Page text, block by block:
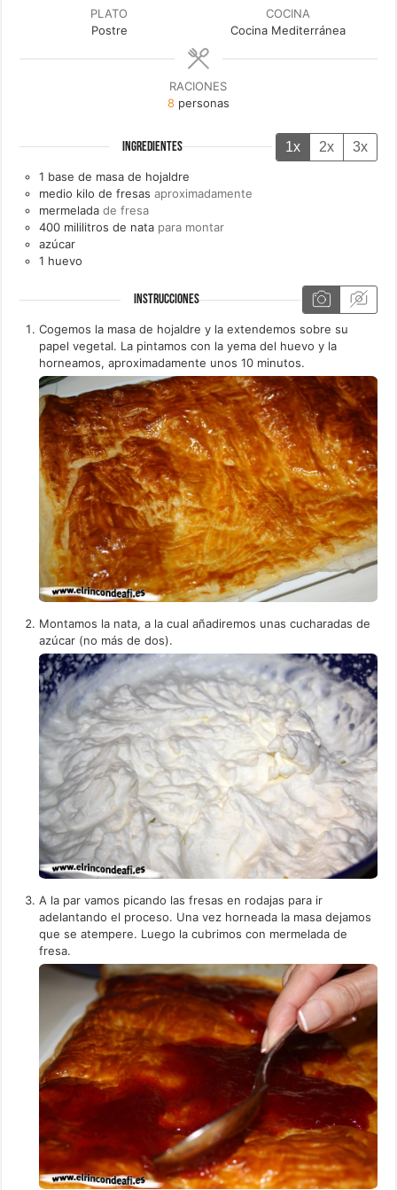
PLATO
Postre
COCINA
Cocina Mediterránea
RACIONES
8 personas
INGREDIENTES 1x 2x 3x
1 base de masa de hojaldre
medio kilo de fresas aproximadamente
mermelada de fresa
400 mililitros de nata para montar
azúcar
1 huevo
INSTRUCCIONES
Cogemos la masa de hojaldre y la extendemos sobre su
papel vegetal. La pintamos con la yema del huevo y la
horneamos, aproximadamente unos 10 minutos.
Montamos la nata, a la cual añadiremos unas cucharadas de
azúcar (no más de dos).
A la par vamos picando las fresas en rodajas para ir
adelantando el proceso. Una vez horneada la masa dejamos
que se atempere. Luego la cubrimos con mermelada de
fresa.